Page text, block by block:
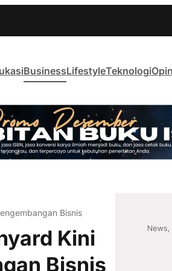
BusinessLifestyleTeknologi
Bisnis
Kini
Bisnis